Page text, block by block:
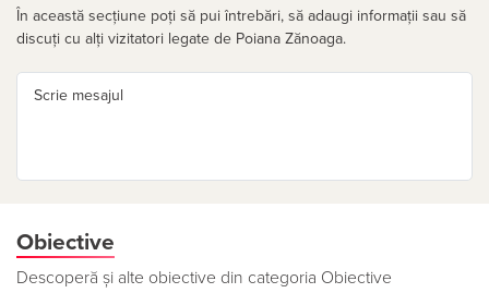
În această secțiune poți să pui întrebări, să adaugi informații sau să
discuți cu alți vizitatori legate de Poiana Zănoaga.
Scrie mesajul
Obiective
Descoperă și alte obiective din categoria Obiective